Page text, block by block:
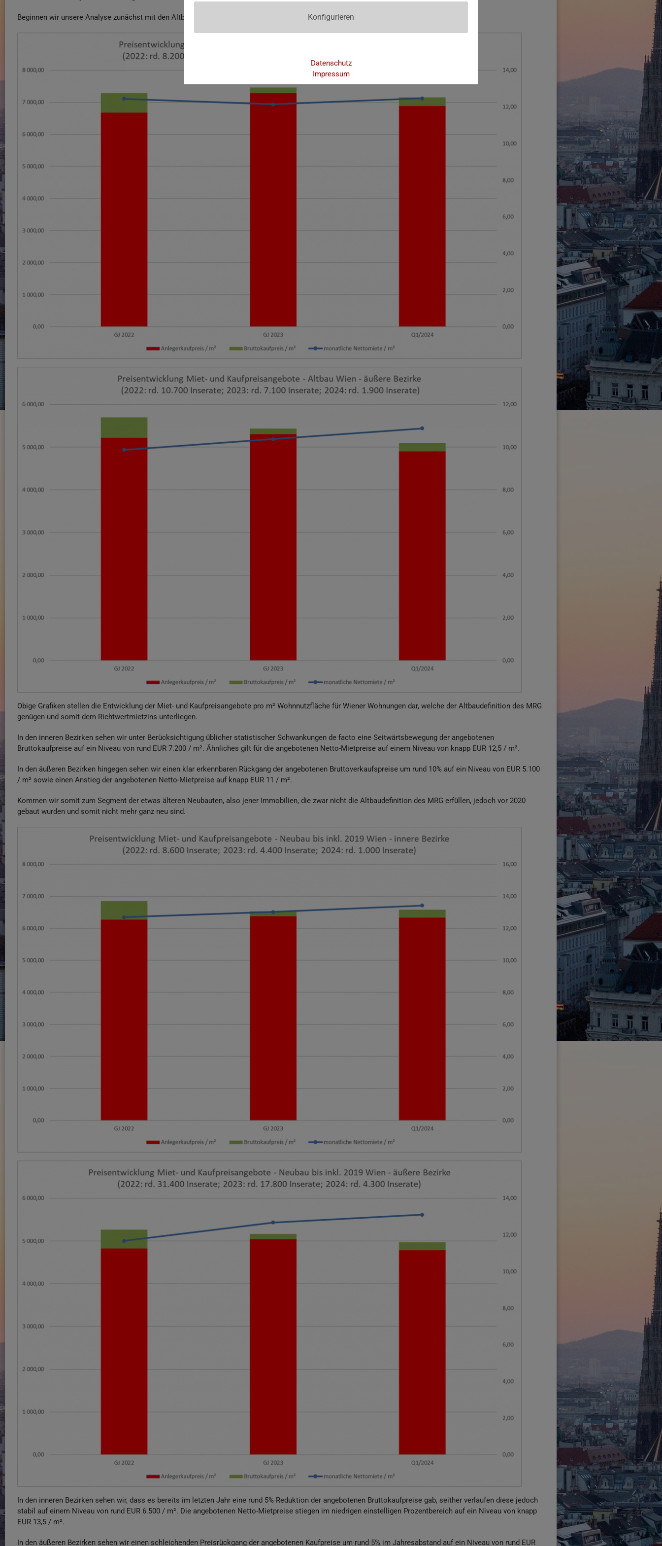
Beginnen wir unsere Analyse zunächst mit den Altbauten.
Obige Grafiken stellen die Entwicklung der Miet- und Kaufpreisangebote pro m² Wohnnutzfläche für Wiener Wohnungen dar, welche der Altbaudefinition des MRG
genügen und somit dem Richtwertmietzins unterliegen.
In den inneren Bezirken sehen wir unter Berücksichtigung üblicher statistischer Schwankungen de facto eine Seitwärtsbewegung der angebotenen
Bruttokaufpreise auf ein Niveau von rund EUR 7.200 / m². Ähnliches gilt für die angebotenen Netto-Mietpreise auf einem Niveau von knapp EUR 12,5 / m².
In den äußeren Bezirken hingegen sehen wir einen klar erkennbaren Rückgang der angebotenen Bruttoverkaufspreise um rund 10% auf ein Niveau von EUR 5.100
/ m² sowie einen Anstieg der angebotenen Netto-Mietpreise auf knapp EUR 11 / m².
Kommen wir somit zum Segment der etwas älteren Neubauten, also jener Immobilien, die zwar nicht die Altbaudefinition des MRG erfüllen, jedoch vor 2020
gebaut wurden und somit nicht mehr ganz neu sind.
In den inneren Bezirken sehen wir, dass es bereits im letzten Jahr eine rund 5% Reduktion der angebotenen Bruttokaufpreise gab, seither verlaufen diese jedoch
stabil auf einem Niveau von rund EUR 6.500 / m². Die angebotenen Netto-Mietpreise stiegen im niedrigen einstelligen Prozentbereich auf ein Niveau von knapp
EUR 13,5 / m².
In den äußeren Bezirken sehen wir einen schleichenden Preisrückgang der angebotenen Kaufpreise um rund 5% im Jahresabstand auf ein Niveau von rund EUR
Konfigurieren
Datenschutz
Impressum